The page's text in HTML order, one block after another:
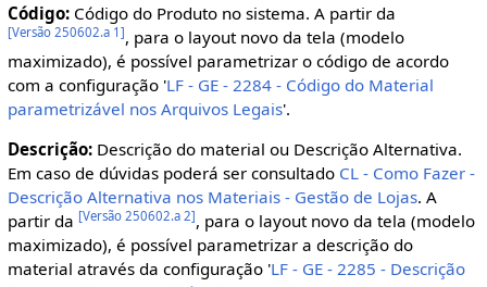
Código: Código do Produto no sistema. A partir da
[Versão 250602.a 1 ], para o layout novo da tela (modelo
maximizado), é possível parametrizar o código de acordo
com a configuração 'LF - GE - 2284 - Código do Material
parametrizável nos Arquivos Legais'.
Descrição: Descrição do material ou Descrição Alternativa.
Em caso de dúvidas poderá ser consultado CL - Como Fazer -
Descrição Alternativa nos Materiais - Gestão de Lojas. A
partir da [Versão 250602.a 2], para o layout novo da tela (modelo
maximizado), é possível parametrizar a descrição do
material através da configuração 'LF - GE - 2285 - Descrição